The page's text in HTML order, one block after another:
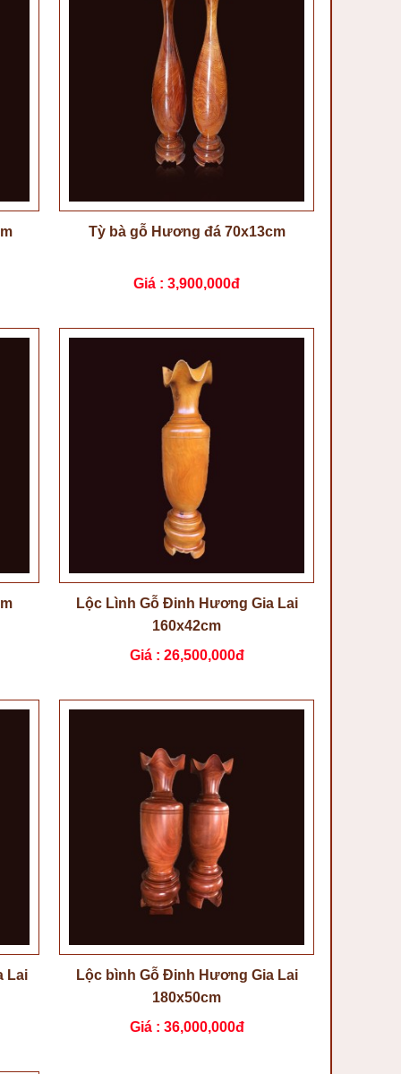
Tỳ bà gỗ Hương đá 70x13cm
Giá :3,900,000đ
Lộc Lình Gỗ Đinh Hương Gia Lai
160x42cm
Giá : 26,500,000đ
Lai
Lộc bình Gỗ Đinh Hương Gia Lai
180x50cm
Giá : 36,000,000đ